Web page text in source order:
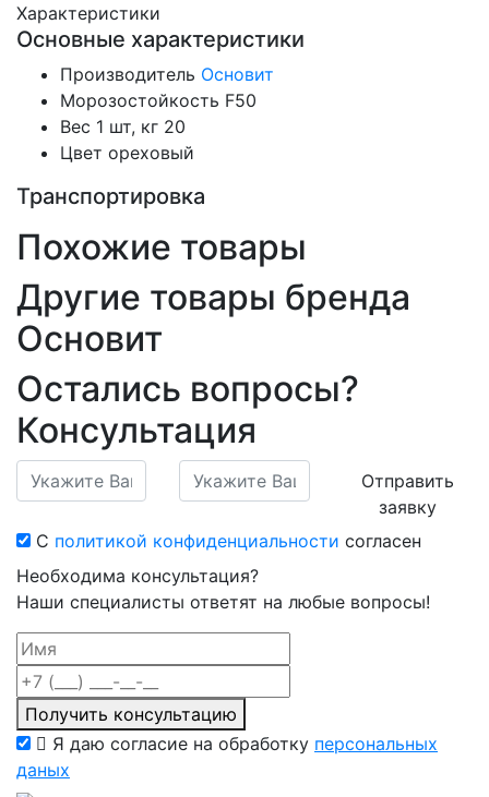
Характеристики
Основные характеристики
Производитель Основит
Морозостойкость F50
Вес 1 шт, кг 20
Цвет ореховый
Транспортировка
Похожие товары
Другие товары бренда
Основит
Остались вопросы?
Консультация
Отправить
заявку
С политикой конфиденциальности согласен
Необходима консультация?
Наши специалисты ответят на любые вопросы!
Получить консультацию
Я даю согласие на обработку персональных
даных